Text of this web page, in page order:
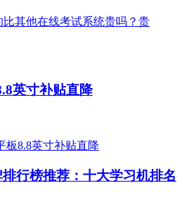
英寸补贴直降
行榜推荐：十大学习机排名